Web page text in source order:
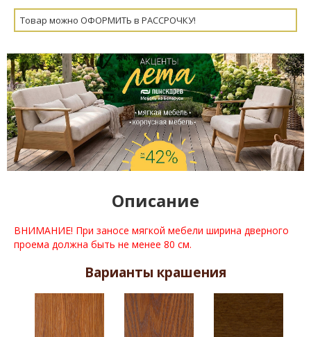
Товар можно ОФОРМИТЬ в РАССРОЧКУ!
Описание
ВНИМАНИЕ! При заносе мягкой мебели ширина дверного
проема должна быть не менее 80 см.
Варианты крашения